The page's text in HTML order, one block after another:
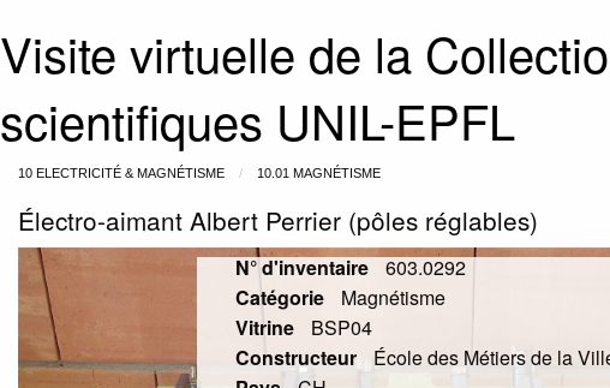
Visite virtuelle de la
scientifiques UNIL-EPFL
10 ELECTRICITÉ & MAGNÉTISME 10.01 MAGNÉTISME
Électro-aimant Albert Perrier (pôles réglables)
N° d'inventaire
603.0292
Catégorie
Magnétisme
Vitrine
BSP04
Constructeur
École des Métiers de la